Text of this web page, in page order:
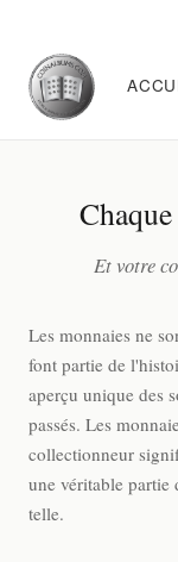
Et votre
Les monnaies ne
font partie de
aperçu unique des
passés. Les
collectionneur
une véritable
telle.